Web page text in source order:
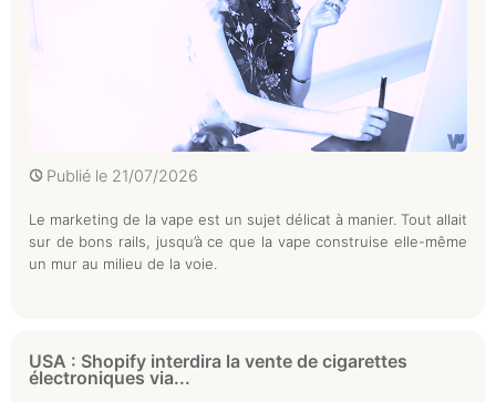
Publié le 21/07/2026
Le marketing de la vape est un sujet délicat à manier. Tout allait
sur de bons rails, jusqu’à ce que la vape construise elle-même
un mur au milieu de la voie.
USA : Shopify interdira la vente de cigarettes
électroniques via...